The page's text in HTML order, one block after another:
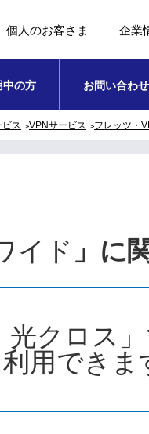
コンテンツのリン
個人のお客さま 企業
中の方 お問い合わせ
ス VPNサービス フレッツ・
イド 」に
光クロス
用できま